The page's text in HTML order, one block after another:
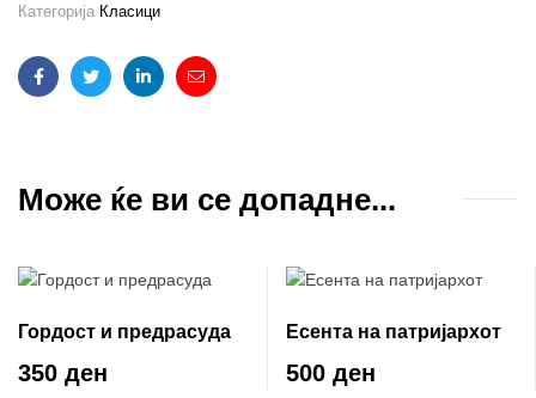
Категорија Класици
FacebookTwitterLinkedinEmail
Може ќе ви се допадне...
Гордост и предрасуда
350 ден
Есента на патријархот
500 ден